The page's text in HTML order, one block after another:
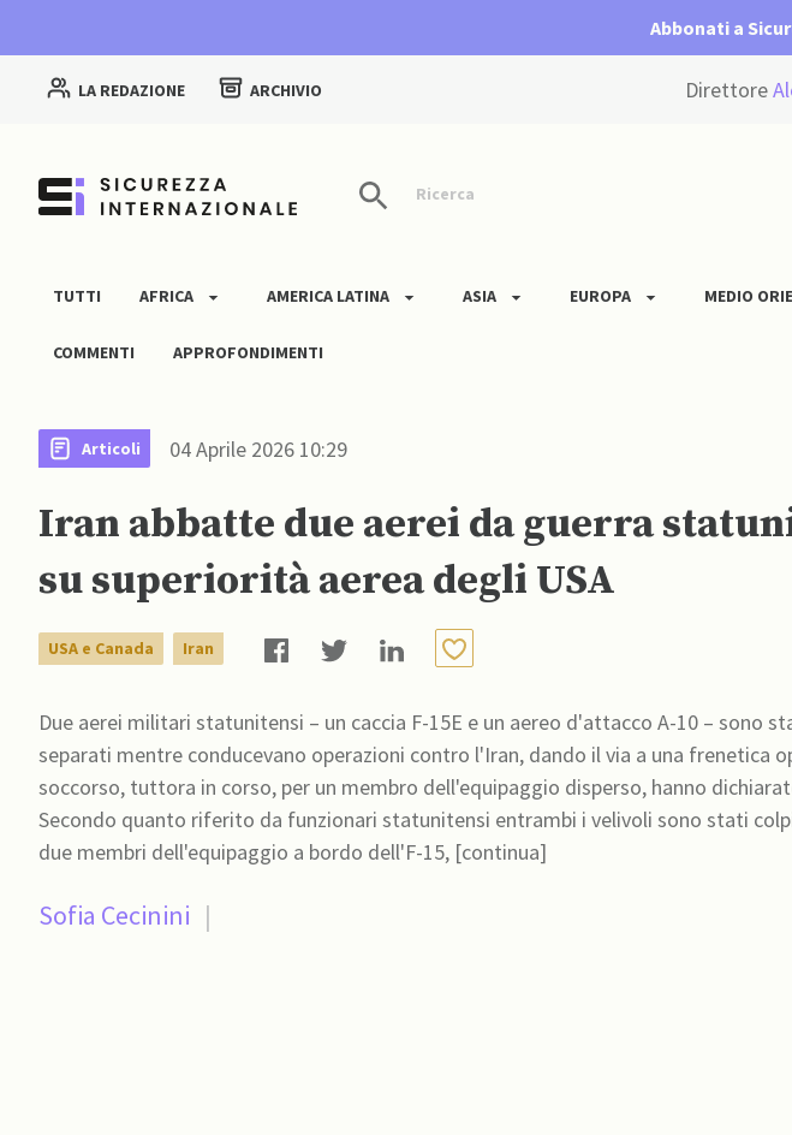
Abbonati a
LA REDAZIONE ARCHIVIO Direttore
Ricerca
TUTTI AFRICA AMERICA LATINA ASIA EUROPA MEDIO
COMMENTI APPROFONDIMENTI
Articoli 04 Aprile 2026 10:29
Iran abbatte due aerei da guerra
su superiorità aerea degli USA
USA e Canada Iran
Due aerei militari statunitensi – un caccia F-15E e un aereo d'attacco A-10 – sono
separati mentre conducevano operazioni contro l'Iran, dando il via a una frenetica
soccorso, tuttora in corso, per un membro dell'equipaggio disperso, hanno
Secondo quanto riferito da funzionari statunitensi entrambi i velivoli sono stati
due membri dell'equipaggio a bordo dell'F-15, [continua]
Sofia Cecinini |